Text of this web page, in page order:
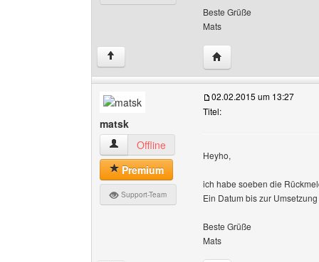
Beste Grüße
Mats
↑ Website dieses
matsk
matsk Benutzer-Profile anzeigen
Offline
Premium
Support-Team
02.02.2015 um 13:27
Titel:
Heyho,
ich habe soeben die
Ein Datum bis zur
Beste Grüße
Mats